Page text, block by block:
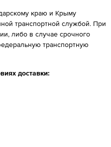
краю и Крыму
транспортной службой. При
либо в случае срочного
транспортную
доставки: